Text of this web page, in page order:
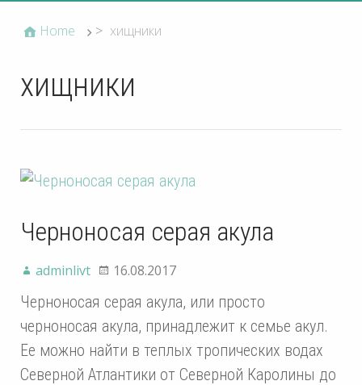
Home > хищники
хищники
Черноносая серая акула
adminlivt 16.08.2017
Черноносая серая акула, или просто
черноносая акула, принадлежит к семье акул.
Ее можно найти в теплых тропических водах
Северной Атлантики от Северной Каролины до